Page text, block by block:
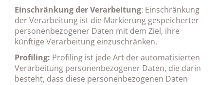
Einschränkung der Verarbeitung: Einschränkung
der Verarbeitung ist die Markierung gespeicherter
personenbezogener Daten mit dem Ziel, ihre
künftige Verarbeitung einzuschränken.
Profiling: Profiling ist jede Art der automatisierten
Verarbeitung personenbezogener Daten, die darin
besteht, dass diese personenbezogenen Daten